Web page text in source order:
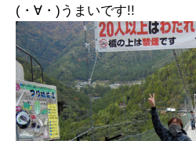
(・∀・)うまいです!!